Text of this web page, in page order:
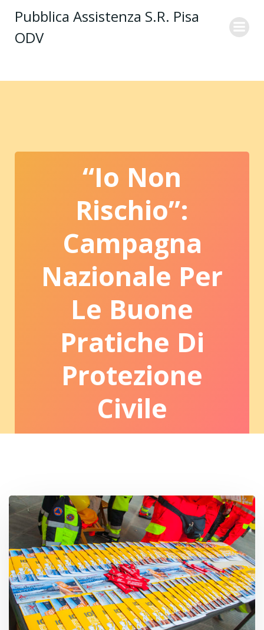
al
Pubblica Assistenza S.R. Pisa
ODV
“Io Non
Rischio”:
Campagna
Nazionale Per
Le Buone
Pratiche Di
Protezione
Civile